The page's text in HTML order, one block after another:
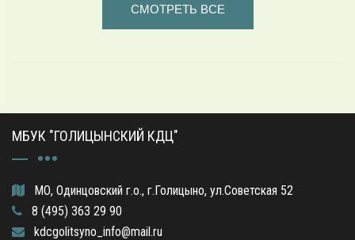
СМОТРЕТЬ ВСЕ
МБУК "ГОЛИЦЫНСКИЙ КДЦ"
МО, Одинцовский г.о., г.Голицыно, ул.Советская 52
8 (495) 363 29 90
kdcgolitsyno_info@mail.ru